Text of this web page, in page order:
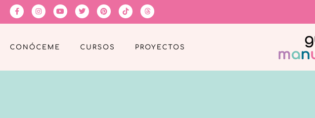
CONÓCEME CURSOS PROYECTOS